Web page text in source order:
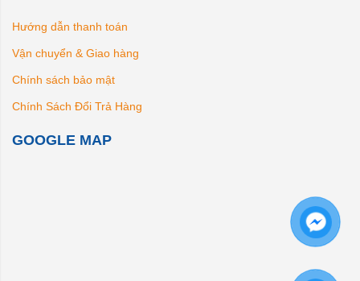
Hướng dẫn thanh toán
Vận chuyển & Giao hàng
Chính sách bảo mật
Chính Sách Đổi Trả Hàng
GOOGLE MAP